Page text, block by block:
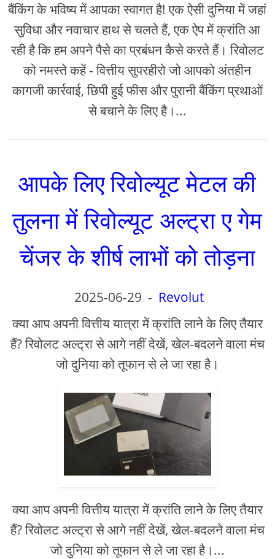
बैंकिंग के भविष्य में आपका स्वागत है! एक ऐसी दुनिया में जहां
सुविधा और नवाचार हाथ से चलते हैं, एक ऐप में क्रांति आ
रही है कि हम अपने पैसे का प्रबंधन कैसे करते हैं। रिवोलट
को नमस्ते कहें - वित्तीय सुपरहीरो जो आपको अंतहीन
कागजी कार्रवाई, छिपी हुई फीस और पुरानी बैंकिंग प्रथाओं
से बचाने के लिए है।...
आपके लिए रिवोल्यूट मेटल की
तुलना में रिवोल्यूट अल्ट्रा ए गेम
चेंजर के शीर्ष लाभों को तोड़ना
2025-06-29 - Revolut
क्या आप अपनी वित्तीय यात्रा में क्रांति लाने के लिए तैयार
हैं? रिवोलट अल्ट्रा से आगे नहीं देखें, खेल-बदलने वाला मंच
जो दुनिया को तूफान से ले जा रहा है।
क्या आप अपनी वित्तीय यात्रा में क्रांति लाने के लिए तैयार
हैं? रिवोलट अल्ट्रा से आगे नहीं देखें, खेल-बदलने वाला मंच
जो दुनिया को तूफान से ले जा रहा है।...